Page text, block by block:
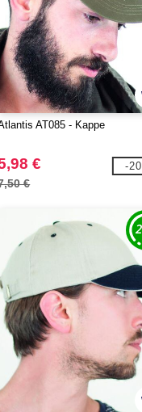
AT085 - Kappe
€
€
-